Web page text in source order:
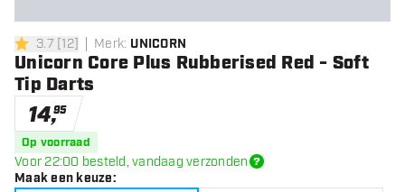
3.7 score sterren
3.7 [12] Merk: UNICORN
Unicorn Core Plus Rubberised Red - Soft
Tip Darts
14,95
Op voorraad
Voor 22:00 besteld, vandaag verzonden
Maak een keuze: